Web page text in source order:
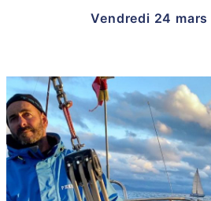
Vendredi 24 mars